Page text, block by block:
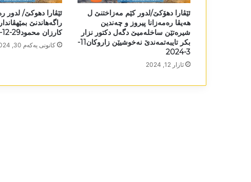
ئێڤارا دھۆکێ/لدور کێم مەزاختنێ ل
ھەیڤا رەمەزانا پیروز و چەندین
شیرەتێن ساخلەمیێ دگەل دکتور نزار
بکر تایبەتمەندێ نەخوشیێن زاروکان11-
3-2024
ئازار 12, 2024
ئێڤارا دھوکێ/ لدور
راگەھاندنێ
کارزان محمود29-12-2024
كانونی یه‌كه‌م 30, 2024